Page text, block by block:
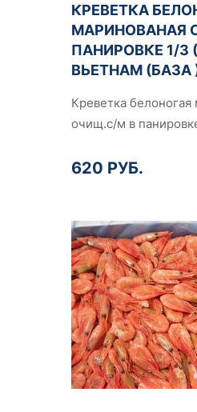
КРЕВЕТКА
МАРИНОВАНАЯ
ПАНИРОВКЕ 1/3
ВЬЕТНАМ (БАЗА
Креветка белоногая
очищ.с/м в
620 РУБ.